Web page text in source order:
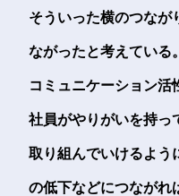
そういった横のつなが
ながったと考えている。
コミュニケーション活
社員がやりがいを持っ
取り組んでいけるよう
の低下などにつながれ